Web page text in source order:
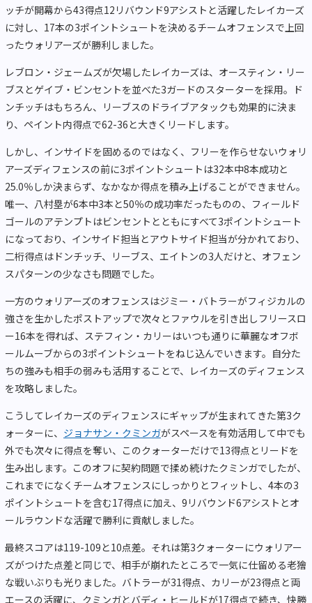
ッチが開幕から43得点12リバウンド9アシストと活躍したレイカーズ
に対し、17本の3ポイントシュートを決めるチームオフェンスで上回
ったウォリアーズが勝利しました。
レブロン・ジェームズが欠場したレイカーズは、オースティン・リー
ブスとゲイブ・ビンセントを並べた3ガードのスターターを採用。ド
ンチッチはもちろん、リーブスのドライブアタックも効果的に決ま
り、ペイント内得点で62-36と大きくリードします。
しかし、インサイドを固めるのではなく、フリーを作らせないウォリ
アーズディフェンスの前に3ポイントシュートは32本中8本成功と
25.0％しか決まらず、なかなか得点を積み上げることができません。
唯一、八村塁が6本中3本と50％の成功率だったものの、フィールド
ゴールのアテンプトはビンセントとともにすべて3ポイントシュート
になっており、インサイド担当とアウトサイド担当が分かれており、
二桁得点はドンチッチ、リーブス、エイトンの3人だけと、オフェン
スパターンの少なさも問題でした。
一方のウォリアーズのオフェンスはジミー・バトラーがフィジカルの
強さを生かしたポストアップで次々とファウルを引き出しフリースロ
ー16本を得れば、ステフィン・カリーはいつも通りに華麗なオフボ
ールムーブからの3ポイントシュートをねじ込んでいきます。自分た
ちの強みも相手の弱みも活用することで、レイカーズのディフェンス
を攻略しました。
こうしてレイカーズのディフェンスにギャップが生まれてきた第3ク
ォーターに、 ジョナサン・クミンガがスペースを有効活用して中でも
外でも次々に得点を奪い、このクォーターだけで13得点とリードを
生み出します。このオフに契約問題で揉め続けたクミンガでしたが、
これまでになくチームオフェンスにしっかりとフィットし、4本の3
ポイントシュートを含む17得点に加え、9リバウンド6アシストとオ
ールラウンドな活躍で勝利に貢献しました。
最終スコアは119-109と10点差。それは第3クォーターにウォリアー
ズがつけた点差と同じで、相手が崩れたところで一気に仕留める老獪
な戦いぶりも光りました。バトラーが31得点、カリーが23得点と両
エースの活躍に、クミンガとバディ・ヒールドが17得点で続き、快勝